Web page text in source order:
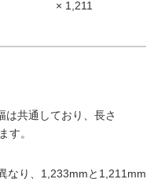
× 1,211
は共通しており、長さ
す。
なり、1,233mmと1,211mm